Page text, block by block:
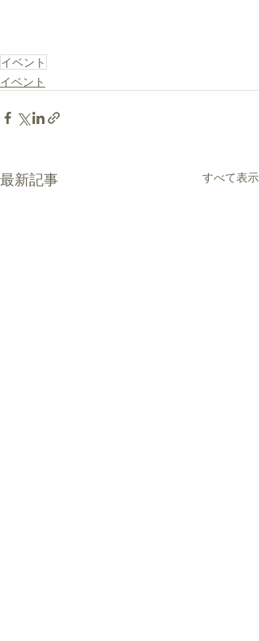
イベント
イベント
最新記事 すべて表示